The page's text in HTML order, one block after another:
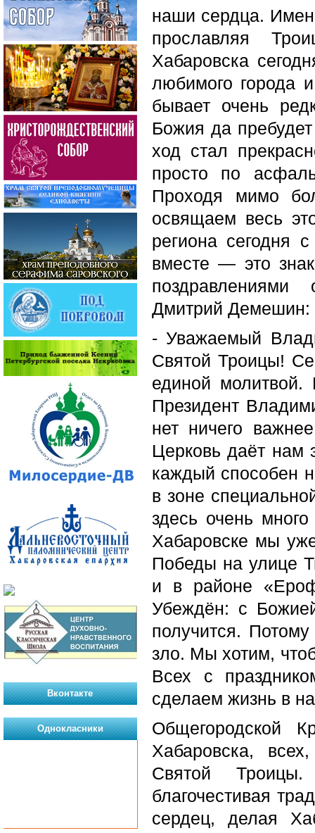
наши сердца.
прославляя
Хабаровска
любимого города
бывает очень
Божия да
ход стал
просто по
Проходя мимо
освящаем весь
региона сегодня
вместе — это
поздравлениями
Дмитрий Демешин:
- Уважаемый
Святой Троицы!
единой
Президент
нет ничего
Церковь даёт нам
каждый способен
в зоне
здесь очень
Хабаровске мы
Победы на улице
и в районе
Убеждён: с
получится.
зло. Мы хотим,
Всех с
сделаем жизнь в
Общегородской
Хабаровска,
Святой
благочестивая
сердец, делая
Вконтакте
Однокласники